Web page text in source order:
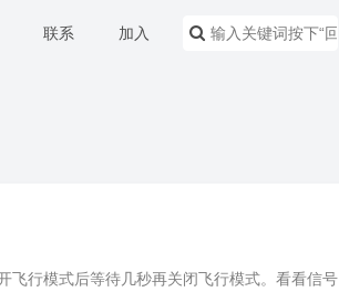
联系 加入
飞行模式后等待几秒再关闭飞行模式。看看信号